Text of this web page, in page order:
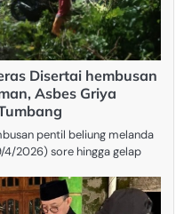
Disertai hembusan
Asbes Griya
pentil beliung melanda
4/2026) sore hingga gelap